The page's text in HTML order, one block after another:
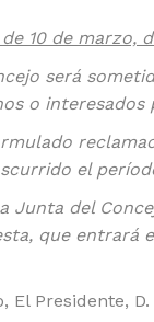
10 de marzo,
será
o
el
Junta del
que entrará
Presidente,